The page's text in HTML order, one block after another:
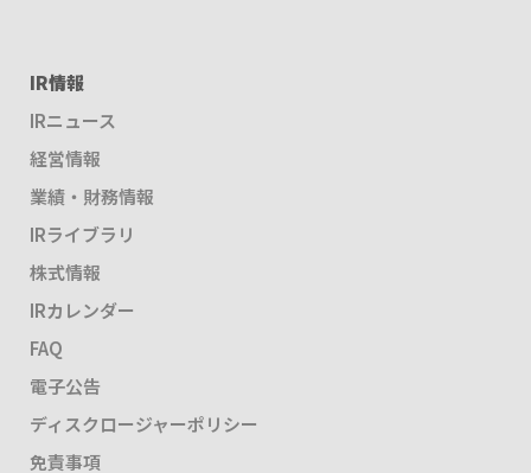
IR情報
IRニュース
経営情報
業績・財務情報
IRライブラリ
株式情報
IRカレンダー
FAQ
電子公告
ディスクロージャーポリシー
免責事項